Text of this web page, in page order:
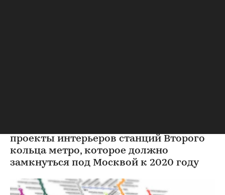
проекты интерьеров станций Второго
кольца метро, которое должно
замкнуться под Москвой к 2020 году